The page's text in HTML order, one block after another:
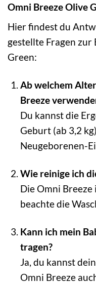
Omni Breeze Olive
Hier findest du
gestellte Fragen zur
Green:
Ab welchem
Breeze
Du kannst die
Geburt (ab 3,2
Neugeborenen-
Wie reinige ich
Die Omni
beachte die
Kann ich mein
tragen?
Ja, du kannst
Omni Breeze